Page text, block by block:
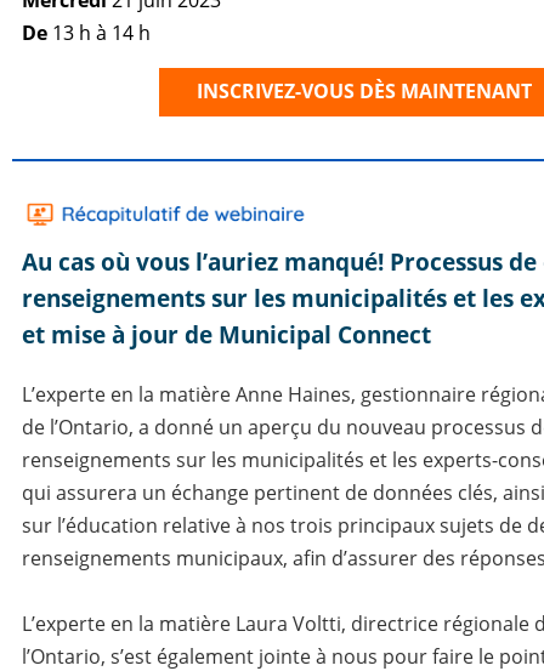
De 13 h à 14 h
INSCRIVEZ-VOUS DÈS MAINTENANT
Au cas où vous l’auriez manqué! Processus
renseignements sur les municipalités et les
et mise à jour de Municipal Connect
L’experte en la matière Anne Haines, gestionnaire
de l’Ontario, a donné un aperçu du nouveau processus
renseignements sur les municipalités et les experts-
qui assurera un échange pertinent de données clés,
sur l’éducation relative à nos trois principaux sujets de
renseignements municipaux, afin d’assurer des
L’experte en la matière Laura Voltti, directrice régionale
l’Ontario, s’est également jointe à nous pour faire le